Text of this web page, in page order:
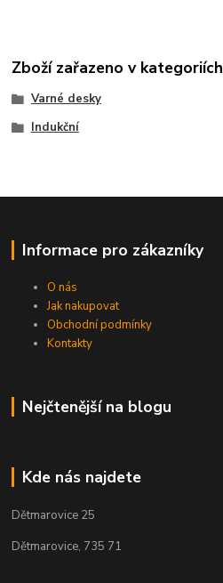
Zboží zařazeno v kategoriích
Varné desky
Indukční
Informace pro zákazníky
O nás
Jak nakupovat
Obchodní podmínky
Kontakty
Nejčtenější na blogu
Kde nás najdete
Dětmarovice 25
Dětmarovice, 735 71